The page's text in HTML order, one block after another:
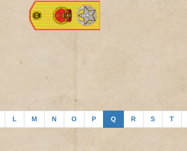
L M N O P Q R S T